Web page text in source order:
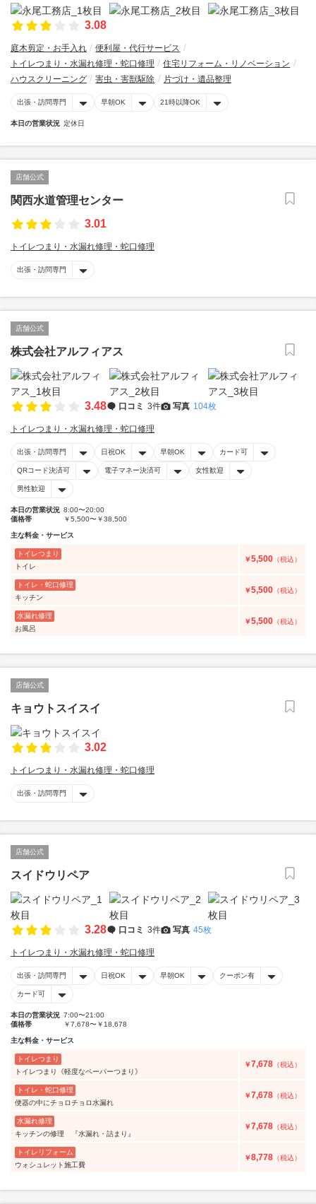
3.08
庭木剪定・お手入れ
便利屋・代行サービス
トイレつまり・水漏れ修理・蛇口修理
住宅リフォーム・リノベーション
ハウスクリーニング
害虫・害獣駆除 片づけ・遺品整理
出張・訪問専門 早朝OK 21時以降OK
本日の営業状況 定休日
店舗公式
関西水道管理センター
3.01
トイレつまり・水漏れ修理・蛇口修理
出張・訪問専門
店舗公式
株式会社アルフィアス
3.48 口コミ 3件 写真 104枚
トイレつまり・水漏れ修理・蛇口修理
出張・訪問専門 日祝OK 早朝OK カード可
QRコード決済可 電子マネー決済可 女性歓迎
男性歓迎
本日の営業状況 8:00〜20:00
価格帯
￥5,500〜￥38,500
主な料金・サービス
トイレつまり
トイレ
￥5,500 （税込）
トイレ・蛇口修理
キッチン
￥5,500 （税込）
水漏れ修理
お風呂
￥5,500 （税込）
店舗公式
キョウトスイスイ
3.02
トイレつまり・水漏れ修理・蛇口修理
出張・訪問専門
店舗公式
スイドウリペア
3.28 口コミ 3件 写真 45枚
トイレつまり・水漏れ修理・蛇口修理
出張・訪問専門 日祝OK 早朝OK クーポン有
カード可
本日の営業状況 7:00〜21:00
価格帯
￥7,678〜￥18,678
主な料金・サービス
トイレつまり
トイレつまり《軽度なペーパーつまり》
￥7,678 （税込）
トイレ・蛇口修理
便器の中にチョロチョロ水漏れ
￥7,678 （税込）
水漏れ修理
キッチンの修理 『水漏れ・詰まり』
￥7,678 （税込）
トイレリフォーム
ウォシュレット施工費
￥8,778 （税込）